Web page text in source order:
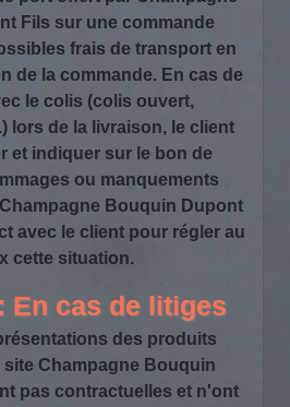
Fils sur une commande
frais de transport en
de la commande. En cas de
le colis (colis ouvert,
lors de la livraison, le client
et indiquer sur le bon de
ou manquements
Bouquin Dupont
avec le client pour régler au
cette situation.
En cas de litiges
des produits
Champagne Bouquin
pas contractuelles et n'ont